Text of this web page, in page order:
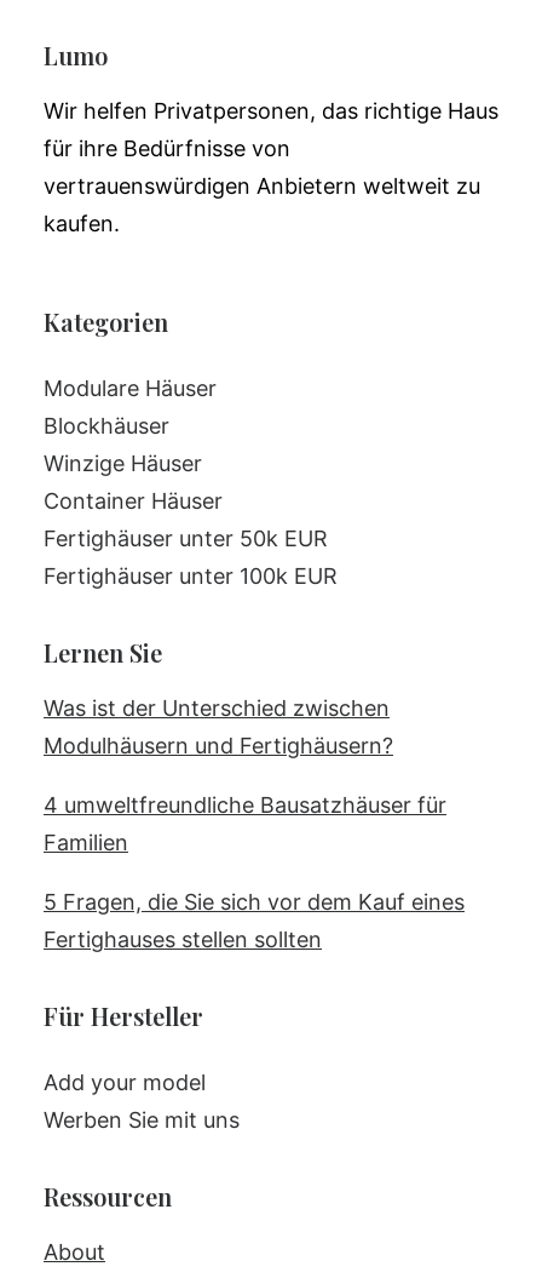
Lumo
Wir helfen Privatpersonen, das richtige Haus
für ihre Bedürfnisse von
vertrauenswürdigen Anbietern weltweit zu
kaufen.
Kategorien
Modulare Häuser
Blockhäuser
Winzige Häuser
Container Häuser
Fertighäuser unter 50k EUR
Fertighäuser unter 100k EUR
Lernen Sie
Was ist der Unterschied zwischen
Modulhäusern und Fertighäusern?
4 umweltfreundliche Bausatzhäuser für
Familien
5 Fragen, die Sie sich vor dem Kauf eines
Fertighauses stellen sollten
Für Hersteller
Add your model
Werben Sie mit uns
Ressourcen
About